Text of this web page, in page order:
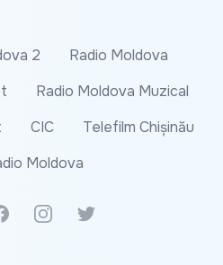
2
Radio Moldova
Radio Moldova Muzical
CIC
Telefilm Chișinău
Moldova
InstagramTwitter